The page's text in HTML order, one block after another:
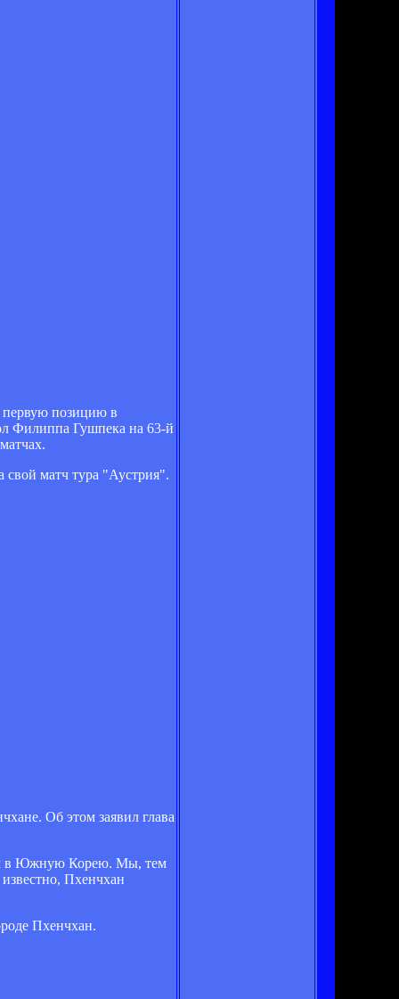
первую позицию в
Филиппа Гушпека на 63-й
матч тура "Аустрия".
Об этом заявил глава
в Южную Корею. Мы, тем
Пхенчхан
Пхенчхан.